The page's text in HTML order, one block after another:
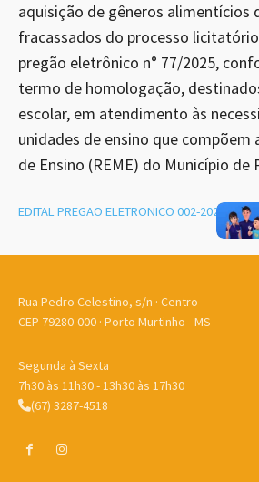
aquisição de gêneros alimentícios
fracassados do processo
pregão eletrônico n° 77/2025,
termo de homologação,
escolar, em atendimento às
unidades de ensino que compõem
de Ensino (REME) do Município
EDITAL PREGAO ELETRONICO 002-2026 Baixar
Rua Pedro Celestino, s/n · Centro
CEP 79280-000 · Porto Murtinho - MS
Segunda à Sexta
7h30 às 11h30 - 13h30 às 17h30
(67) 3287-4518